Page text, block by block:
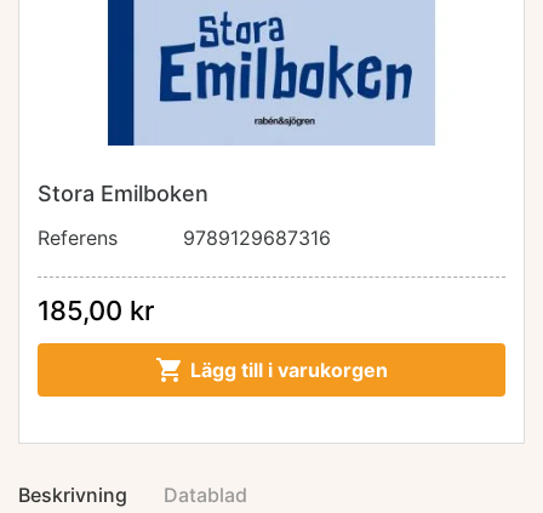
Stora Emilboken
Referens 9789129687316
185,00 kr
 Lägg till i varukorgen
Beskrivning Datablad